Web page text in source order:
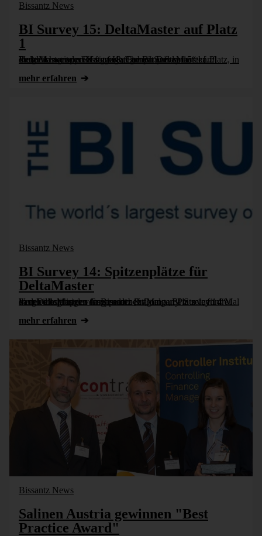
Bissantz News
BI Survey 15: DeltaMaster auf Platz
1
In der Anwenderbefragung „The BI Survey 15“ kam DeltaMaster von Bissantz & Company in seiner Vergleichsgruppe in fünf Kategorien auf den ersten Platz, in dreizehn weiteren Kategorien schnitt DeltaMaster [...]
mehr erfahren
Bissantz News
BI Survey 14: Spitzenplätze für
DeltaMaster
In der diesjährigen Anwenderbefragung „BI Survey 14“ kam DeltaMaster von Bissantz & Company in seinen drei Vergleichsgruppen insgesamt acht Mal auf Platz 1, fünf Mal davon allein in der Gruppe der [...]
mehr erfahren
Bissantz News
Salinen Austria gewinnen "Best
Practice Award"